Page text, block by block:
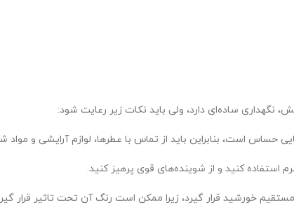
نگهداری ساده‌ای دارد، ولی باید نکات زیر رعایت شود:
حساس است، بنابراین باید از تماس با عطرها، لوازم آرایشی و مواد
استفاده کنید و از شوینده‌های قوی پرهیز کنید.
خورشید قرار گیرد، زیرا ممکن است رنگ آن تحت تاثیر قرار